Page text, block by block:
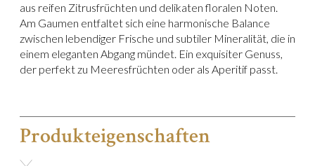
aus reifen Zitrusfrüchten und delikaten floralen Noten.
Am Gaumen entfaltet sich eine harmonische Balance
zwischen lebendiger Frische und subtiler Mineralität, die in
einem eleganten Abgang mündet. Ein exquisiter Genuss,
der perfekt zu Meeresfrüchten oder als Aperitif passt.
Produkteigenschaften